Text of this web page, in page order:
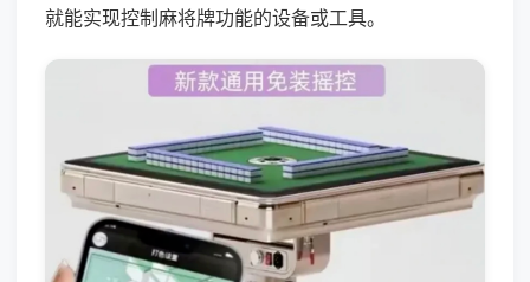
就能实现控制麻将牌功能的设备或工具。